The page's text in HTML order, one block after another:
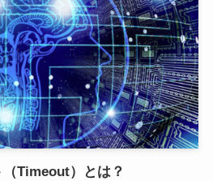
（Timeout）とは？